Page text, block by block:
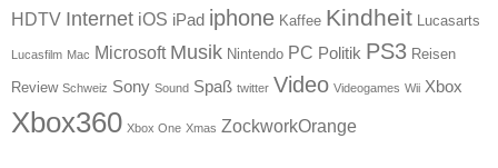
HDTV Internet iOS iPad iphone Kaffee Kindheit Lucasarts
Lucasfilm Mac Microsoft Musik Nintendo PC Politik PS3 Reisen
Review Schweiz Sony Sound Spaß twitter Video Videogames Wii Xbox
Xbox360 Xbox One Xmas ZockworkOrange